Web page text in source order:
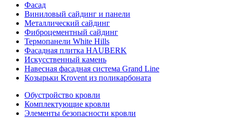
Фасад
Виниловый сайдинг и панели
Металлический сайдинг
Фиброцементный сайдинг
Термопанели White Hills
Фасадная плитка HAUBERK
Искусственный камень
Навесная фасадная система Grand Line
Козырьки Krovent из поликарбоната
Обустройство кровли
Комплектующие кровли
Элементы безопасности кровли